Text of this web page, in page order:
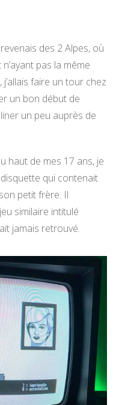
des 2 Alpes, où
pas la même
faire un tour chez
un bon début de
un peu auprès de
haut de mes 17 ans, je
qui contenait
petit frère. Il
similaire intitulé
jamais retrouvé.